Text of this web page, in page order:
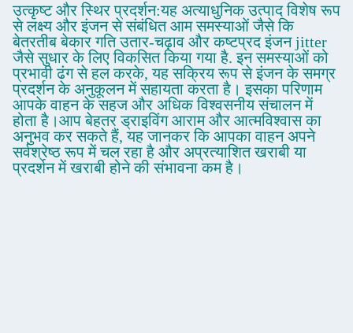
उत्कृष्ट और स्थिर प्रदर्शन:यह अत्याधुनिक उत्पाद विशेष रूप
से लक्ष्य और इंजन से संबंधित आम समस्याओं जैसे कि
बेतरतीब बेकार गति उतार-चढ़ाव और कष्टप्रद इंजन jitter
जैसे सुधार के लिए विकसित किया गया है. इन समस्याओं को
प्रभावी ढंग से हल करके, यह सक्रिय रूप से इंजन के समग्र
प्रदर्शन के अनुकूलन में सहायता करता है। इसका परिणाम
आपके वाहन के सहज और अधिक विश्वसनीय संचालन में
होता है।आप बेहतर ड्राइविंग आराम और आत्मविश्वास का
अनुभव कर सकते हैं, यह जानकर कि आपका वाहन अपने
सर्वश्रेष्ठ रूप में चल रहा है और अप्रत्याशित खराबी या
प्रदर्शन में खराबी होने की संभावना कम है।